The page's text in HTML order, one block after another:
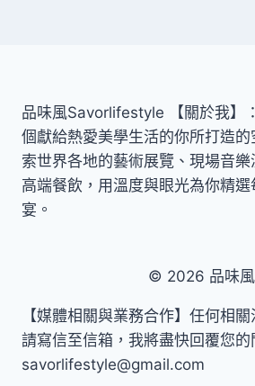
品味風Savorlifestyle 【關於我】
個獻給熱愛美學生活的你所打造
索世界各地的藝術展覽、現場音
高端餐飲，用溫度與眼光為你精
宴。
© 2026 品味風
【媒體相關與業務合作】任何相
請寫信至信箱，我將盡快回覆您的
savorlifestyle@gmail.com